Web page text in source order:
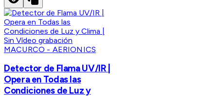
MACURCO - AERIONICS
Detector de Flama UV/IR |
Opera en Todas las
Condiciones de Luz y